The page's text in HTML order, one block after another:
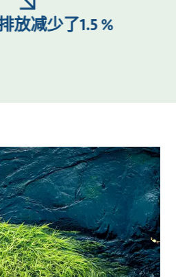
放减少了1.5 %